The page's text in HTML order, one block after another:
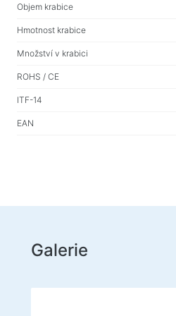
Pro aktivní sport
Baterky
Sportovní zboží
Herní židle
Objem krabice
Hmotnost krabice
Množství v krabici
ROHS / CE
ITF-14
EAN
Galerie